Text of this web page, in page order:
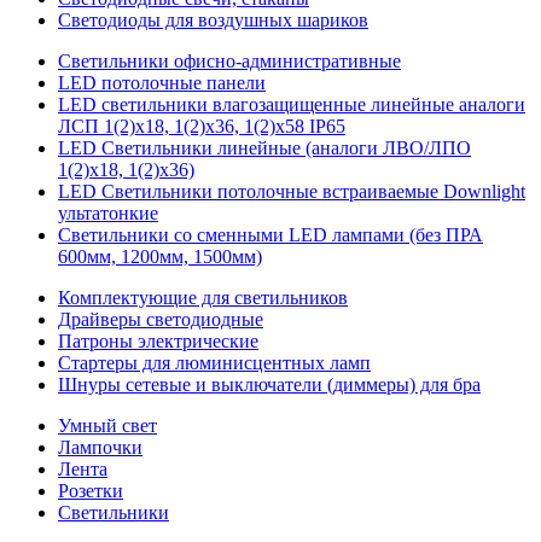
Светодиоды для воздушных шариков
Светильники офисно-административные
LED потолочные панели
LED светильники влагозащищенные линейные аналоги
ЛСП 1(2)х18, 1(2)х36, 1(2)х58 IP65
LED Светильники линейные (аналоги ЛВО/ЛПО
1(2)х18, 1(2)х36)
LED Светильники потолочные встраиваемые Downlight
ультатонкие
Светильники со сменными LED лампами (без ПРА
600мм, 1200мм, 1500мм)
Комплектующие для светильников
Драйверы светодиодные
Патроны электрические
Стартеры для люминисцентных ламп
Шнуры сетевые и выключатели (диммеры) для бра
Умный свет
Лампочки
Лента
Розетки
Светильники